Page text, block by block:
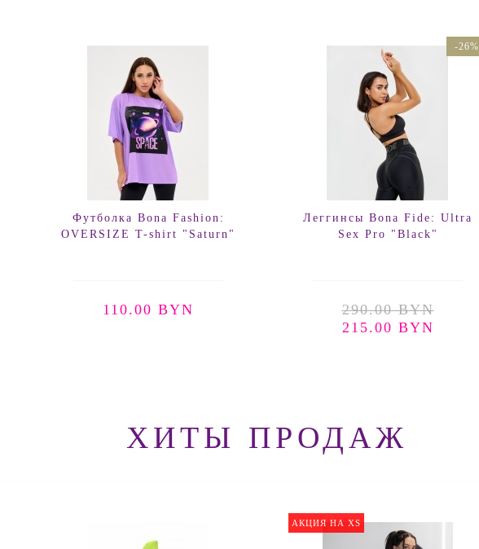
Футболка Bona Fashion:
OVERSIZE T-shirt "Saturn"
110.00 BYN
-26%
Леггинсы Bona Fide: Ultra
Sex Pro "Black"
290.00 BYN
215.00 BYN
ХИТЫ ПРОДАЖ
АКЦИЯ НА XS